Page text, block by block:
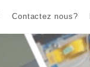
Contactez nous?